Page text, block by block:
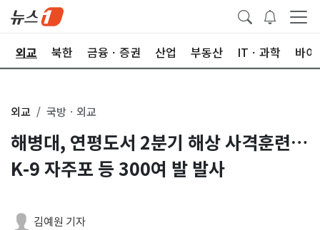
외교 북한 금융ㆍ증권 산업 부동산 ITㆍ과학 바이
외교 국방ㆍ외교
해병대, 연평도서 2분기 해상 사격훈련…
K-9 자주포 등 300여 발 발사
김예원 기자